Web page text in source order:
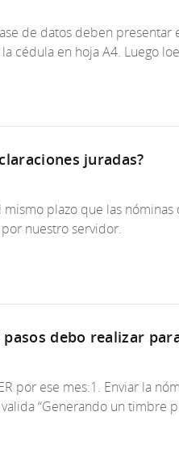
de datos deben
cédula en hoja A4. Luego
juradas?
plazo que las
nuestro servidor.
debo realizar
por ese mes:1. Enviar la
“Generando un timbre